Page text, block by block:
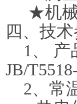
★机械
四、技
1、 产
JB/
2、常